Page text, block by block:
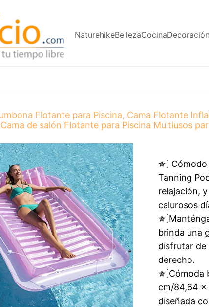
NaturehikeBellezaCocinaDecoración
Flotante para Piscina, Cama Flotante
de salón Flotante para Piscina Multiusos
✯[ Cómodo
Tanning
relajación,
calurosos
brinda una
disfrutar de
derecho.
✯[Cómoda
cm/84,64 x
diseñada